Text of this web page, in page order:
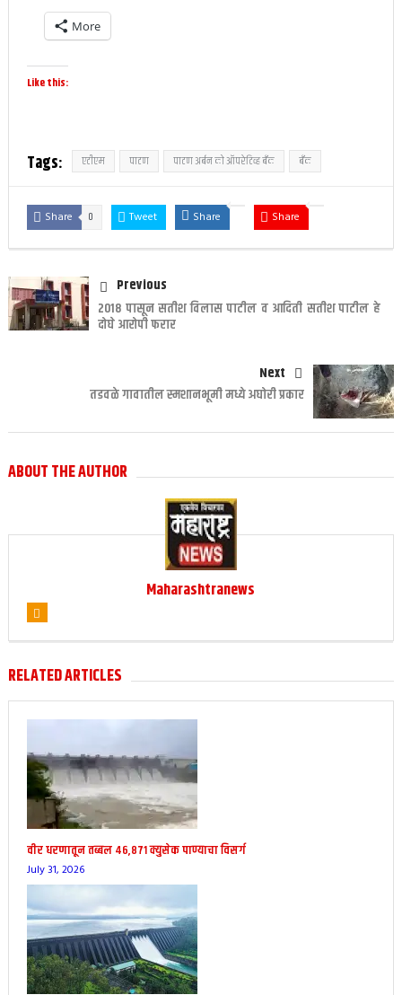
More
Like this:
Tags: एटीएम पाटण पाटण अर्बन को ऑपरेटिव्ह बँक बँक
Share 0 Tweet Share Share
Previous
2018 पासून सतीश विलास पाटील व आदिती सतीश पाटील हे
दोघे आरोपी फरार
Next
तडवळे गावातील स्मशानभूमी मध्ये अघोरी प्रकार
ABOUT THE AUTHOR
Maharashtranews
RELATED ARTICLES
वीर धरणातून तब्बल ४६,८७१ क्युसेक पाण्याचा विसर्ग
July 31, 2026